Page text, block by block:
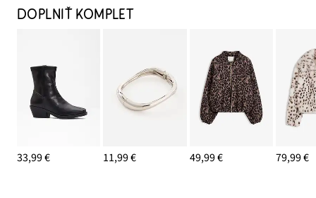
DOPLNIŤ KOMPLET
33,99 € 11,99 € 49,99 € 79,99 €